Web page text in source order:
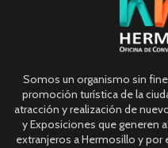
Somos un organismo sin
promoción turística de la
atracción y realización de
y Exposiciones que generen
extranjeros a Hermosillo y por